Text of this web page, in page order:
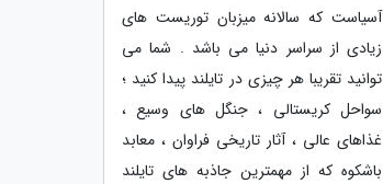
آسیاست که سالانه میزبان توریست های
زیادی از سراسر دنیا می باشد . شما می
توانید تقریبا هر چیزی در تایلند پیدا کنید ؛
سواحل کریستالی ، جنگل های وسیع ،
غذاهای عالی ، آثار تاریخی فراوان ، معابد
باشکوه که از مهمترین جاذبه های تایلند